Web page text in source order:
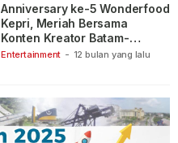
Entertainment - 12 bulan yang lalu
Anniversary ke-5 Wonderfood
Kepri, Meriah Bersama
Konten Kreator Batam-
Tanjungpinang